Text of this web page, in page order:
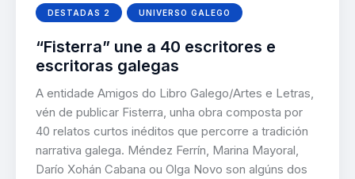
DESTADAS 2 UNIVERSO GALEGO
“Fisterra” une a 40 escritores e
escritoras galegas
A entidade Amigos do Libro Galego/Artes e Letras,
vén de publicar Fisterra, unha obra composta por
40 relatos curtos inéditos que percorre a tradición
narrativa galega. Méndez Ferrín, Marina Mayoral,
Darío Xohán Cabana ou Olga Novo son algúns dos